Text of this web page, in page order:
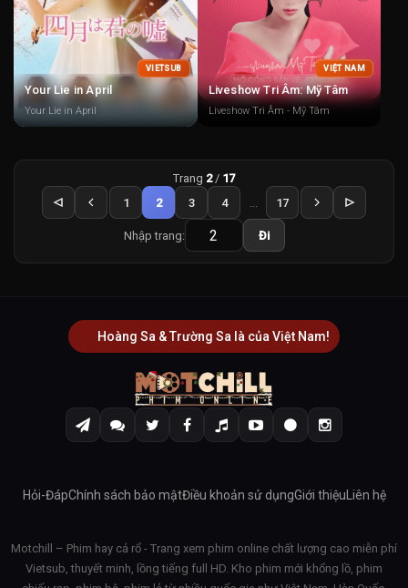
VIETSUB
Your Lie in April
Your Lie in April
VIỆT NAM
Liveshow Tri Âm: Mỹ Tâm
Liveshow Tri Âm - Mỹ Tâm
Trang 2/ 17
1
2 3 4 17
Nhập trang: Đi
Hoàng Sa & Trường Sa là của Việt Nam!
Hỏi-ĐápChính sách bảo mậtĐiều khoản sử dụngGiới thiệuLiên hệ
Motchill – Phim hay cả rổ - Trang xem phim online chất lượng cao miễn phí
Vietsub, thuyết minh, lồng tiếng full HD. Kho phim mới khổng lồ, phim